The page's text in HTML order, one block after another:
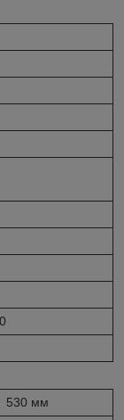
530 мм